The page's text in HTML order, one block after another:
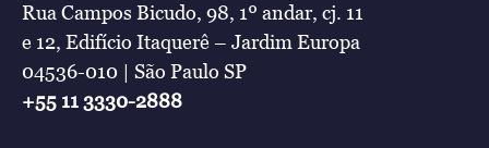
Rua Campos Bicudo, 98, 1º andar, cj. 11
e 12, Edifício Itaquerê – Jardim Europa
04536-010 | São Paulo SP
+55 11 3330-2888